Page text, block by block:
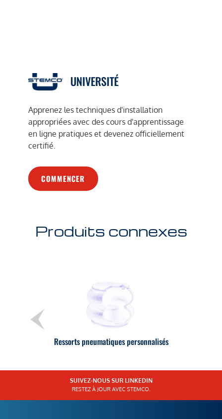
UNIVERSITÉ
Apprenez les techniques d'installation
appropriées avec des cours d'apprentissage
en ligne pratiques et devenez officiellement
certifié.
COMMENCER
Produits connexes
Ressorts pneumatiques personnalisés
SUIVEZ-NOUS SUR LINKEDIN
RESTEZ À JOUR AVEC STEMCO.